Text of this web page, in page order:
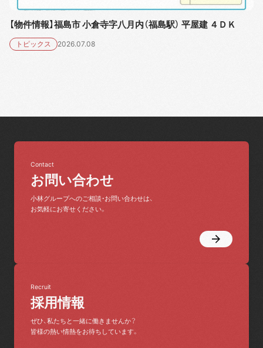
【物件情報】福島市 小倉寺字八月内（福島駅） 平屋建 ４ＤＫ
トピックス 2026.07.08
お問い合わせ
Contact
小林グループへのご相談・お問い合わせは、
お気軽にお寄せください。
採用情報
Recruit
ぜひ、私たちと一緒に働きませんか？
皆様の熱い情熱をお待ちしています。